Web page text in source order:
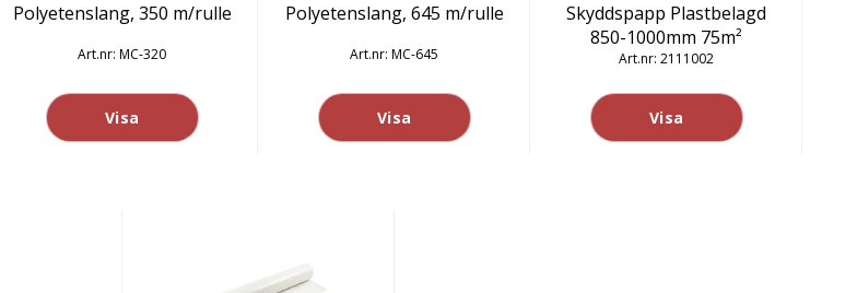
Polyetenslang, 350 m/rulle
MC-320
Visa
Polyetenslang, 645 m/rulle
MC-645
Visa
Skyddspapp Plastbelagd
850-1000mm 75m²
2111002
Visa